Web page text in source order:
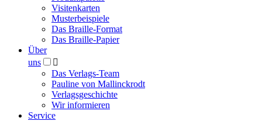
Visitenkarten
Musterbeispiele
Das Braille-Format
Das Braille-Papier
Über
uns

Das Verlags-Team
Pauline von Mallinckrodt
Verlagsgeschichte
Wir informieren
Service